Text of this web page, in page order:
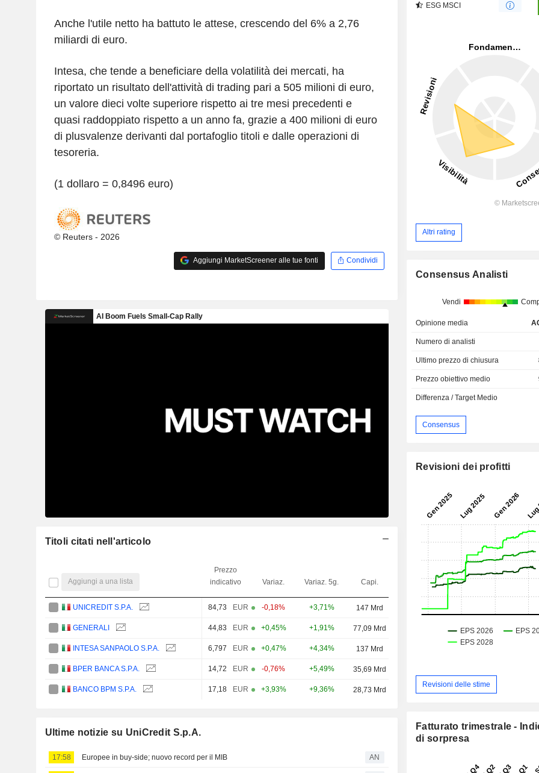
Anche l'utile netto ha battuto le attese, crescendo del 6% a 2,76
miliardi di euro.
Intesa, che tende a beneficiare della volatilità dei mercati, ha
riportato un risultato dell'attività di trading pari a 505 milioni di euro,
un valore dieci volte superiore rispetto ai tre mesi precedenti e
quasi raddoppiato rispetto a un anno fa, grazie a 400 milioni di euro
di plusvalenze derivanti dal portafoglio titoli e dalle operazioni di
tesoreria.
(1 dollaro = 0,8496 euro)
© Reuters - 2026
Aggiungi MarketScreener alle tue fonti Condividi
Titoli citati nell'articolo
Aggiungi a una lista
Prezzo
indicativo
Variaz. Variaz. 5g. Capi.
UNICREDIT S.P.A. 84,73 EUR -0,18% +3,71% 147 Mrd
GENERALI 44,83 EUR +0,45% +1,91% 77,09 Mrd
INTESA SANPAOLO S.P.A. 6,797 EUR +0,47% +4,34% 137 Mrd
BPER BANCA S.P.A. 14,72 EUR -0,76% +5,49% 35,69 Mrd
BANCO BPM S.P.A. 17,18 EUR +3,93% +9,36% 28,73 Mrd
Ultime notizie su UniCredit S.p.A.
17:58 Europee in buy-side; nuovo record per il MIB AN
ESG MSCI
Altri rating
Consensus Analisti
Vendi
Opinione media
Numero di analisti
Ultimo prezzo di chiusura
Prezzo obiettivo medio
Differenza / Target Medio
Consensus
Revisioni dei profitti
Revisioni delle stime
Fatturato trimestrale -
di sorpresa